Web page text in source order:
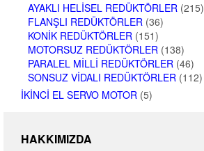
AYAKLI HELISEL REDÜKTÖRLER (215)
FLANŞLI REDÜKTÖRLER (36)
KONIK REDÜKTÖRLER (151)
MOTORSUZ REDÜKTÖRLER (138)
PARALEL MILLI REDÜKTÖRLER (46)
SONSUZ VIDALI REDÜKTÖRLER (112)
İKINCI EL SERVO MOTOR (5)
HAKKIMIZDA